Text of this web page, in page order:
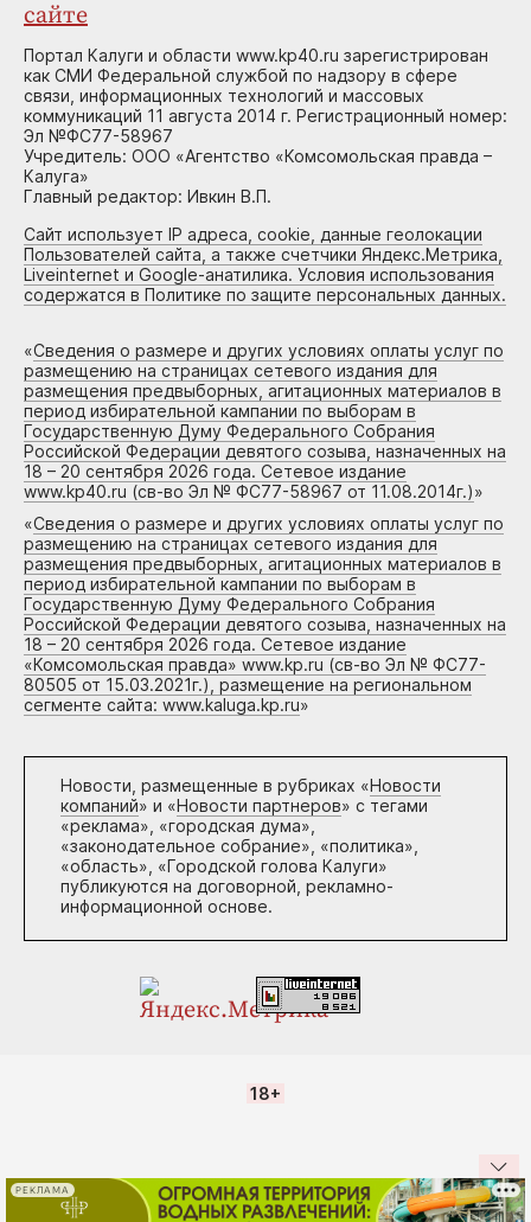
сайте
Портал Калуги и области www.kp40.ru зарегистрирован
как СМИ Федеральной службой по надзору в сфере
связи, информационных технологий и массовых
коммуникаций 11 августа 2014 г. Регистрационный номер:
Эл №ФС77-58967
Учредитель: ООО «Агентство «Комсомольская правда –
Калуга»
Главный редактор: Ивкин В.П.
Сайт использует IP адреса, cookie, данные геолокации
Пользователей сайта, а также счетчики Яндекс.Метрика,
Liveinternet и Google-анатилика. Условия использования
содержатся в Политике по защите персональных данных.
«Сведения о размере и других условиях оплаты услуг по
размещению на страницах сетевого издания для
размещения предвыборных, агитационных материалов в
период избирательной кампании по выборам в
Государственную Думу Федерального Собрания
Российской Федерации девятого созыва, назначенных на
18 – 20 сентября 2026 года. Сетевое издание
www.kp40.ru (св-во Эл № ФС77-58967 от 11.08.2014г.)»
«Сведения о размере и других условиях оплаты услуг по
размещению на страницах сетевого издания для
размещения предвыборных, агитационных материалов в
период избирательной кампании по выборам в
Государственную Думу Федерального Собрания
Российской Федерации девятого созыва, назначенных на
18 – 20 сентября 2026 года. Сетевое издание
«Комсомольская правда» www.kp.ru (св-во Эл № ФС77-
80505 от 15.03.2021г.), размещение на региональном
сегменте сайта: www.kaluga.kp.ru»
Новости, размещенные в рубриках «Новости
компаний» и «Новости партнеров» с тегами
«реклама», «городская дума»,
«законодательное собрание», «политика»,
«область», «Городской голова Калуги»
публикуются на договорной, рекламно-
информационной основе.
18+
РЕКЛАМА